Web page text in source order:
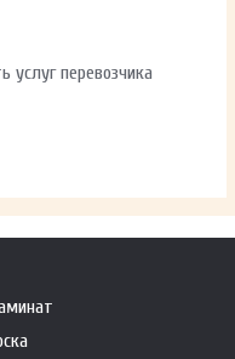
услуг перевозчика